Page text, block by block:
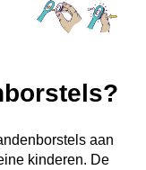
aan
kinderen. De